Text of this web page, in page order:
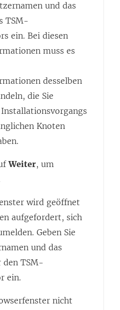
und das
TSM-
ein. Bei diesen
muss es
desselben
die Sie
Knoten
Weiter, um
wird geöffnet
aufgefordert, sich
Geben Sie
und das
den TSM-
ein.
nicht